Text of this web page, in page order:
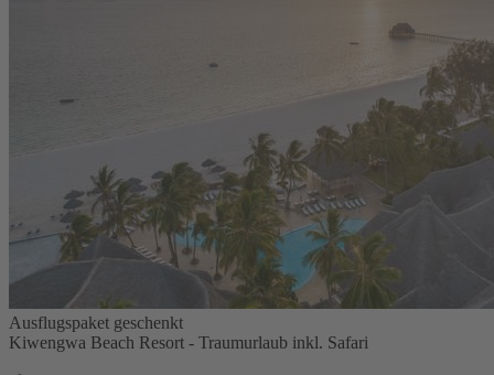
Ausflugspaket geschenkt
Kiwengwa Beach Resort - Traumurlaub inkl. Safari